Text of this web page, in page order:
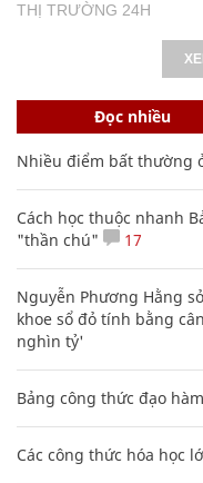
THỊ TRƯỜNG 24H
Đọc nhiều
Nhiều điểm bất thường
Cách học thuộc nhanh
"thần chú"
17
Nguyễn Phương Hằng
khoe sổ đỏ tính bằng
nghìn tỷ'
Bảng công thức đạo
Các công thức hóa học